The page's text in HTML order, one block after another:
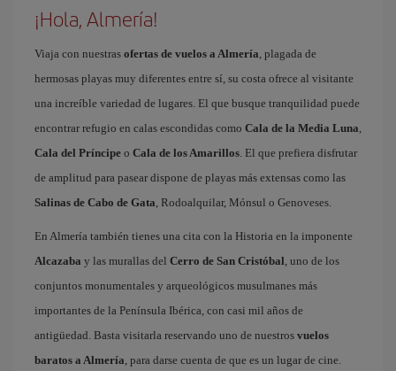
¡Hola, Almería!
Viaja con nuestras ofertas de vuelos a Almería, plagada de
hermosas playas muy diferentes entre sí, su costa ofrece al visitante
una increíble variedad de lugares. El que busque tranquilidad puede
encontrar refugio en calas escondidas como Cala de la Media Luna,
Cala del Príncipe o Cala de los Amarillos. El que prefiera disfrutar
de amplitud para pasear dispone de playas más extensas como las
Salinas de Cabo de Gata, Rodoalquilar, Mónsul o Genoveses.
En Almería también tienes una cita con la Historia en la imponente
Alcazaba y las murallas del Cerro de San Cristóbal, uno de los
conjuntos monumentales y arqueológicos musulmanes más
importantes de la Península Ibérica, con casi mil años de
antigüedad. Basta visitarla reservando uno de nuestros vuelos
baratos a Almería, para darse cuenta de que es un lugar de cine.